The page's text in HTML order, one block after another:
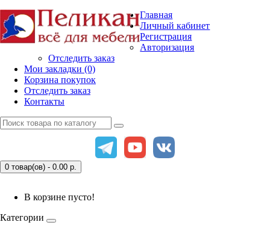
Главная
Личный кабинет
Регистрация
Авторизация
Отследить заказ
Мои закладки (0)
Корзина покупок
Отследить заказ
Контакты
0 товар(ов) - 0.00 р.
В корзине пусто!
Категории